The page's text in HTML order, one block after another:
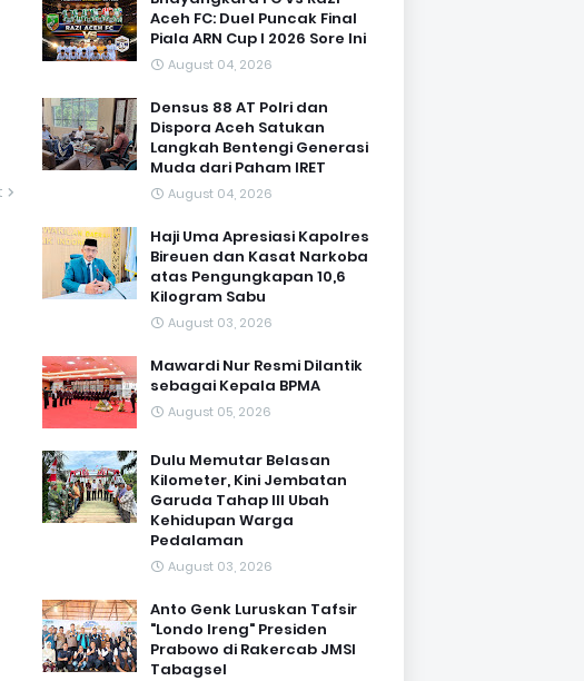
Aceh FC: Duel Puncak Final
Piala ARN Cup I 2026 Sore Ini
August 04, 2026
Densus 88 AT Polri dan
Dispora Aceh Satukan
Langkah Bentengi Generasi
Muda dari Paham IRET
August 04, 2026
Haji Uma Apresiasi Kapolres
Bireuen dan Kasat Narkoba
atas Pengungkapan 10,6
Kilogram Sabu
August 03, 2026
Mawardi Nur Resmi Dilantik
sebagai Kepala BPMA
August 05, 2026
Dulu Memutar Belasan
Kilometer, Kini Jembatan
Garuda Tahap III Ubah
Kehidupan Warga
Pedalaman ‎
August 03, 2026
Anto Genk Luruskan Tafsir
"Londo Ireng" Presiden
Prabowo di Rakercab JMSI
Tabagsel